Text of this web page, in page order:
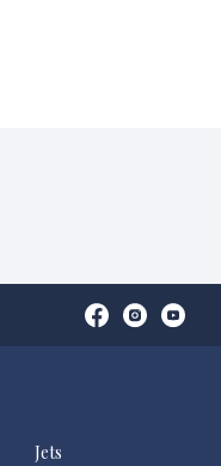
Jets
OpenOpenOpen